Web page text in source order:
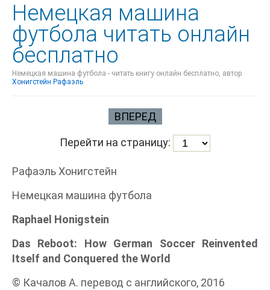
Немецкая машина
футбола читать онлайн
бесплатно
Немецкая машина футбола - читать книгу онлайн бесплатно, автор
Хонигстейн Рафаэль
ВПЕРЕД
Перейти на страницу:
Рафаэль Хонигстейн
Немецкая машина футбола
Raphael Honigstein
Das Reboot: How German Soccer Reinvented
Itself and Conquered the World
© Качалов А. перевод с английского, 2016